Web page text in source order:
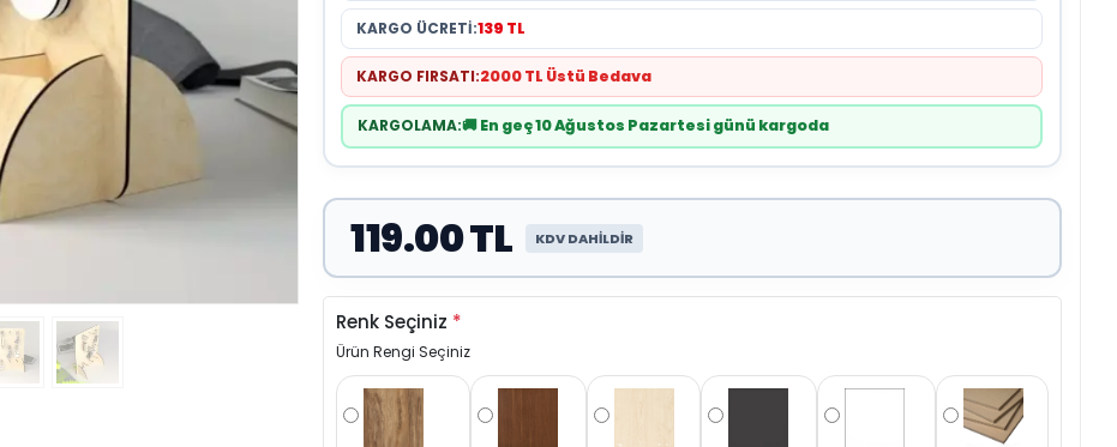
KARGO ÜCRETİ:139 TL
KARGO FIRSATI:2000 TL Üstü Bedava
KARGOLAMA:🚚 En geç 10 Ağustos Pazartesi günü kargoda
119.00 TL KDV DAHİLDİR
Renk Seçiniz *
Ürün Rengi Seçiniz